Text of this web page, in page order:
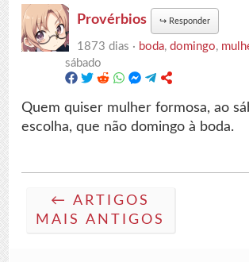
Provérbios ↪ Responder
1873 dias · boda,domingo,
sábado
Quem quiser mulher formosa, ao
escolha, que não domingo à boda.
← ARTIGOS
MAIS ANTIGOS